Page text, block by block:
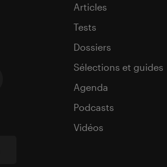
Articles
Tests
Dossiers
Sélections et guides
Agenda
Podcasts
Vidéos